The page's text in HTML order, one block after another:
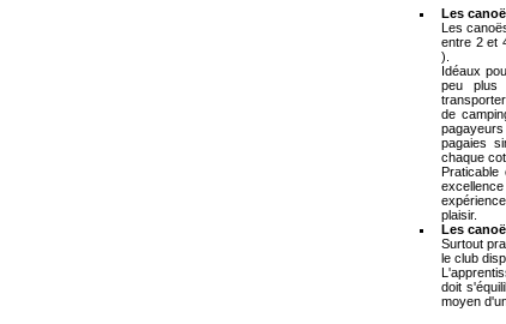
Les
Les
entre 2 et
).
Idéaux
peu plus
de
pagaies
chaque
Praticable
plaisir.
Les
Surtout
le club
doit
moyen